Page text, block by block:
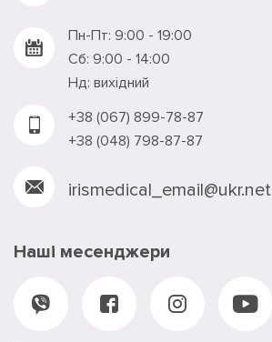
Пн-Пт: 9:00 - 19:00
Сб: 9:00 - 14:00
Нд: вихідний
+38 (067) 899-78-87
+38 (048) 798-87-87
irismedical_email@ukr.net
Наші месенджери